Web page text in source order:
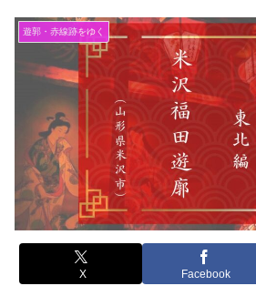
遊郭・赤線跡をゆく
X Facebook